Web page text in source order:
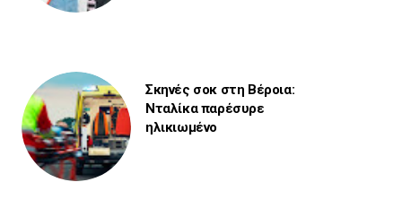
Σκηνές σοκ στη Βέροια:
Νταλίκα παρέσυρε
ηλικιωμένο